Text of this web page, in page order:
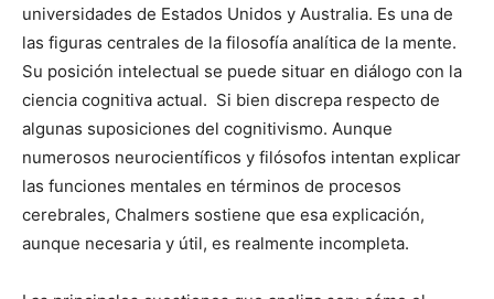
universidades de Estados Unidos y Australia. Es una de
las figuras centrales de la filosofía analítica de la mente.
Su posición intelectual se puede situar en diálogo con la
ciencia cognitiva actual. Si bien discrepa respecto de
algunas suposiciones del cognitivismo. Aunque
numerosos neurocientíficos y filósofos intentan explicar
las funciones mentales en términos de procesos
cerebrales, Chalmers sostiene que esa explicación,
aunque necesaria y útil, es realmente incompleta.